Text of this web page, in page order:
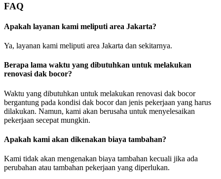
FAQ
Apakah layanan kami meliputi area Jakarta?
Ya, layanan kami meliputi area Jakarta dan sekitarnya.
Berapa lama waktu yang dibutuhkan untuk melakukan
renovasi dak bocor?
Waktu yang dibutuhkan untuk melakukan renovasi dak bocor
bergantung pada kondisi dak bocor dan jenis pekerjaan yang harus
dilakukan. Namun, kami akan berusaha untuk menyelesaikan
pekerjaan secepat mungkin.
Apakah kami akan dikenakan biaya tambahan?
Kami tidak akan mengenakan biaya tambahan kecuali jika ada
perubahan atau tambahan pekerjaan yang diperlukan.